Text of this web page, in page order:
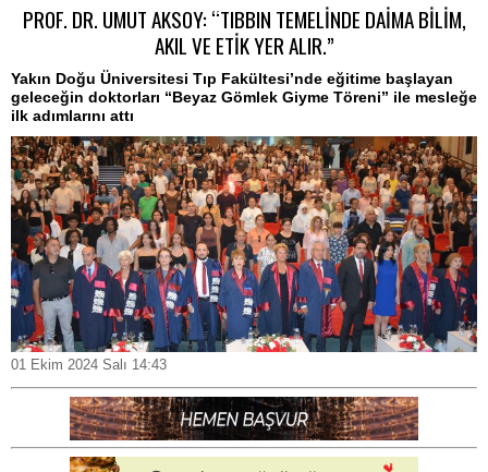
PROF. DR. UMUT AKSOY: “TIBBIN TEMELİNDE DAİMA BİLİM,
AKIL VE ETİK YER ALIR.”
Yakın Doğu Üniversitesi Tıp Fakültesi’nde eğitime başlayan
geleceğin doktorları “Beyaz Gömlek Giyme Töreni” ile mesleğe
ilk adımlarını attı
01 Ekim 2024 Salı 14:43